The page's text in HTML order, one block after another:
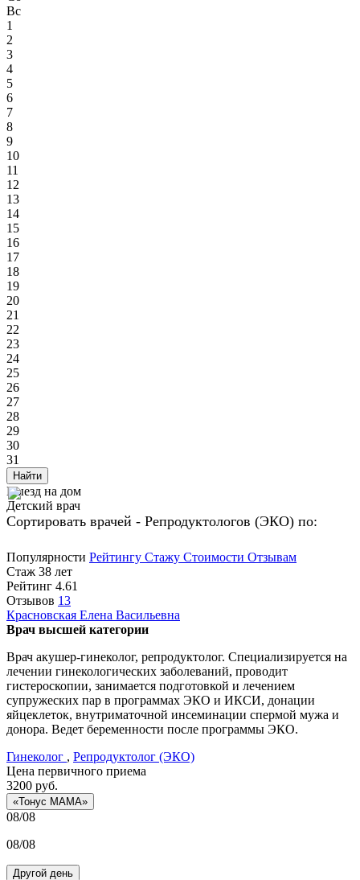
Вс
1
2
3
4
5
6
7
8
9
10
11
12
13
14
15
16
17
18
19
20
21
22
23
24
25
26
27
28
29
30
31
Найти
Выезд на дом
Детский врач
Сортировать врачей - Репродуктологов (ЭКО) по:
Популярности Рейтингу Стажу Стоимости Отзывам
Стаж 38 лет
Рейтинг 4.61
Отзывов 13
Красновская Елена Васильевна
Врач высшей категории
Врач акушер-гинеколог, репродуктолог. Специализируется на
лечении гинекологических заболеваний, проводит
гистероскопии, занимается подготовкой и лечением
супружеских пар в программах ЭКО и ИКСИ, донации
яйцеклеток, внутриматочной инсеминации спермой мужа и
донора. Ведет беременности после программы ЭКО.
Гинеколог , Репродуктолог (ЭКО)
Цена первичного приема
3200 руб.
«Тонус МАМА»
08/08
08/08
Другой день